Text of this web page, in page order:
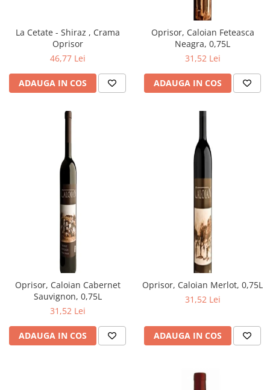
La Cetate - Shiraz , Crama
Oprisor
46,77 Lei
ADAUGA IN COS
Oprisor, Caloian Feteasca
Neagra, 0,75L
31,52 Lei
ADAUGA IN COS
Oprisor, Caloian Cabernet
Sauvignon, 0,75L
31,52 Lei
ADAUGA IN COS
Oprisor, Caloian Merlot, 0,75L
31,52 Lei
ADAUGA IN COS